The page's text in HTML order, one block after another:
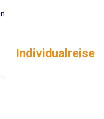
Individualreise